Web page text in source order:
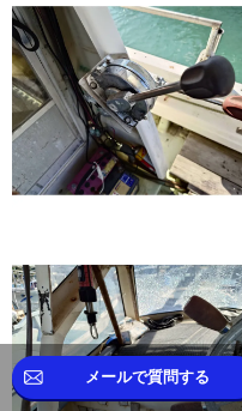
メールで質問する